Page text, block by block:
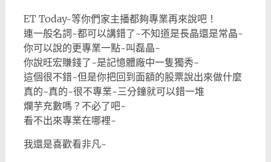
ET Today~等你們家主播都夠專業再來說吧！
連一般名詞~都可以講錯了~不知道是長晶還是常晶~
你可以說的更專業一點~叫磊晶~
你說旺宏賺錢了~是記憶體廠中一隻獨秀~
這個很不錯~但是你把回到面額的股票說出來做什麼
真的~真的~很不專業~三分鐘就可以錯一堆
爛芋充數嗎？不必了吧~
看不出來專業在哪裡~
我還是喜歡看非凡~